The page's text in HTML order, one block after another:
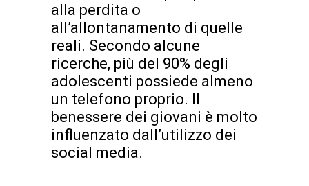
alla perdita o
all’allontanamento di quelle
reali. Secondo alcune
ricerche, più del 90% degli
adolescenti possiede almeno
un telefono proprio. Il
benessere dei giovani è molto
influenzato dall’utilizzo dei
social media.